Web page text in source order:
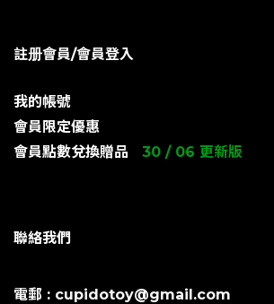
註册會員/會員登入
我的帳號
會員限定優惠
會員點數兌換贈品
30 / 06 更新版
聯絡我們
電郵 : cupidotoy@gmail.com